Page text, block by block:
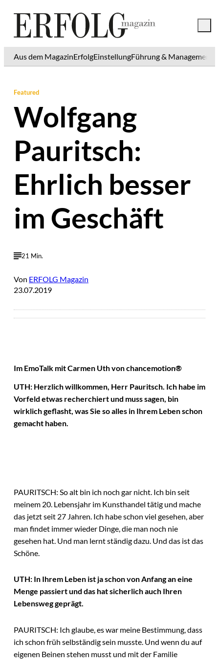
Aus dem MagazinErfolgEinstellungFührung & Management
Featured
Wolfgang
Pauritsch:
Ehrlich besser
im Geschäft
21 Min.
Von ERFOLG Magazin
23.07.2019
Im EmoTalk mit Carmen Uth von chancemotion®
UTH: Herzlich willkommen, Herr Pauritsch. Ich habe im
Vorfeld etwas recherchiert und muss sagen, bin
wirklich geflasht, was Sie so alles in Ihrem Leben schon
gemacht haben.
PAURITSCH: So alt bin ich noch gar nicht. Ich bin seit
meinem 20. Lebensjahr im Kunsthandel tätig und mache
das jetzt seit 27 Jahren. Ich habe schon viel gesehen, aber
man findet immer wieder Dinge, die man noch nie
gesehen hat. Und man lernt ständig dazu. Und das ist das
Schöne.
UTH: In Ihrem Leben ist ja schon von Anfang an eine
Menge passiert und das hat sicherlich auch Ihren
Lebensweg geprägt.
PAURITSCH: Ich glaube, es war meine Bestimmung, dass
ich schon früh selbständig sein musste. Und wenn du auf
eigenen Beinen stehen musst und mit der Familie